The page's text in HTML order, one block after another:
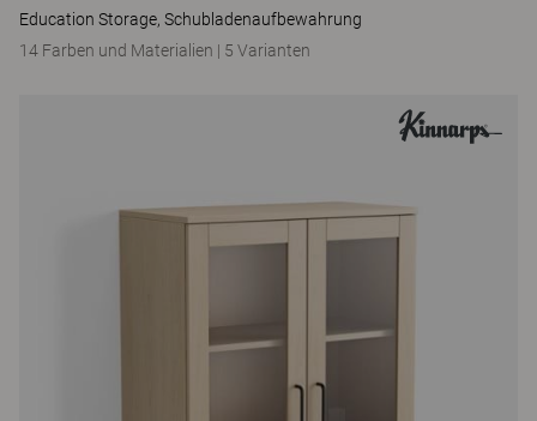
Education Storage, Schubladenaufbewahrung
14 Farben und Materialien | 5 Varianten